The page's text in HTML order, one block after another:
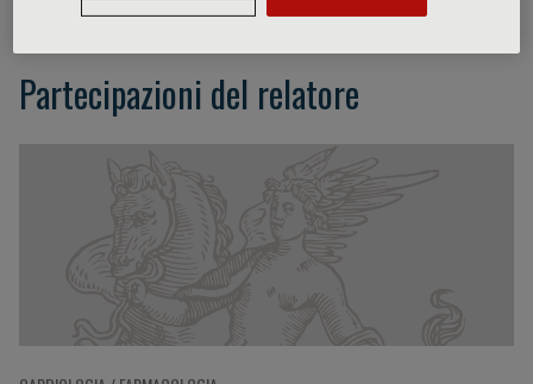
Partecipazioni del relatore